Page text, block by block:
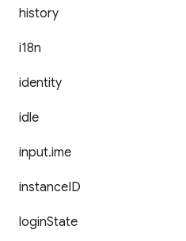
history
i18n
identity
idle
input.ime
instanceID
loginState